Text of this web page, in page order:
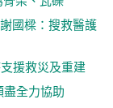
國樑：搜救醫護
援救災及重建
盡全力協助